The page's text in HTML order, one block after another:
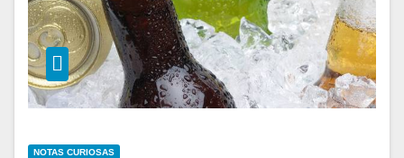
NOTAS CURIOSAS